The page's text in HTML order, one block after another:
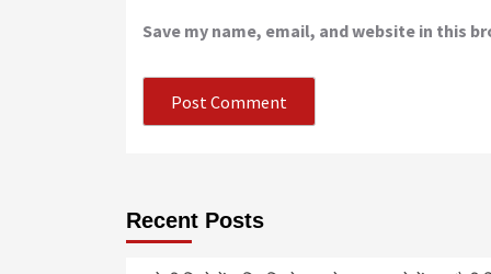
Save my name, email, and website in this
Recent Posts